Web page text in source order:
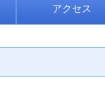
アクセス